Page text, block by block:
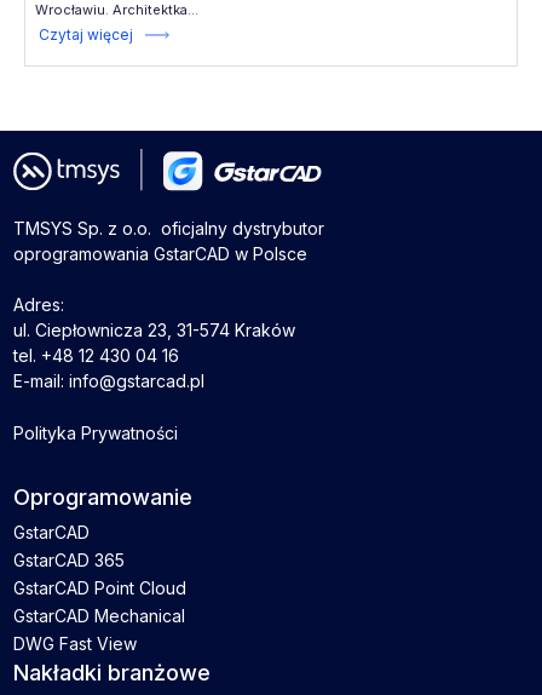
Wrocławiu. Architektka...
Czytaj więcej
TMSYS Sp. z o.o. ­ oficjalny dystrybutor
oprogramowania GstarCAD w Polsce
Adres:
ul. Ciepłownicza 23, 31-574 Kraków
tel. +48 12 430 04 16
E-mail: info@gstarcad.pl
Polityka Prywatności
Oprogramowanie
GstarCAD
GstarCAD 365
GstarCAD Point Cloud
GstarCAD Mechanical
DWG Fast View
Nakładki branżowe